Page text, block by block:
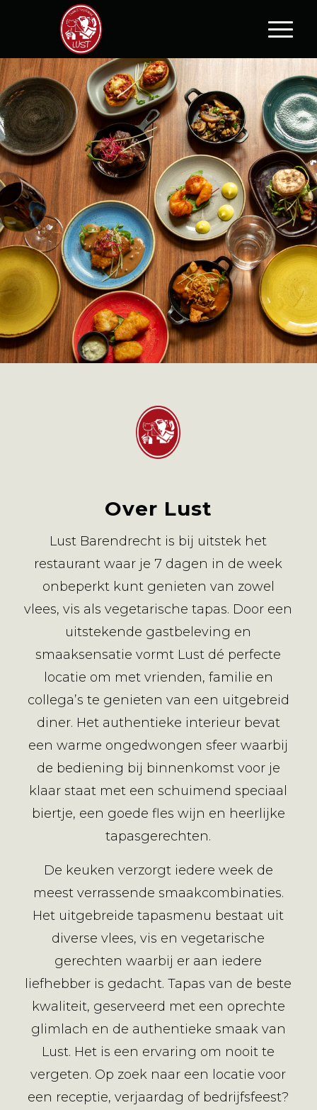
Over Lust
Lust Barendrecht is bij uitstek het
restaurant waar je 7 dagen in de week
onbeperkt kunt genieten van zowel
vlees, vis als vegetarische tapas. Door een
uitstekende gastbeleving en
smaaksensatie vormt Lust dé perfecte
locatie om met vrienden, familie en
collega’s te genieten van een uitgebreid
diner. Het authentieke interieur bevat
een warme ongedwongen sfeer waarbij
de bediening bij binnenkomst voor je
klaar staat met een schuimend speciaal
biertje, een goede fles wijn en heerlijke
tapasgerechten.
De keuken verzorgt iedere week de
meest verrassende smaakcombinaties.
Het uitgebreide tapasmenu bestaat uit
diverse vlees, vis en vegetarische
gerechten waarbij er aan iedere
liefhebber is gedacht. Tapas van de beste
kwaliteit, geserveerd met een oprechte
glimlach en de authentieke smaak van
Lust. Het is een ervaring om nooit te
vergeten. Op zoek naar een locatie voor
een receptie, verjaardag of bedrijfsfeest?